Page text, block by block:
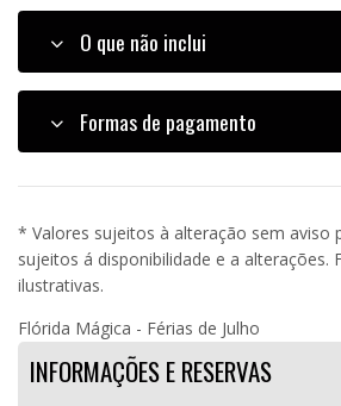
O que não inclui
Formas de pagamento
* Valores sujeitos à alteração sem aviso
sujeitos á disponibilidade e a alterações.
ilustrativas.
Flórida Mágica - Férias de Julho
INFORMAÇÕES E RESERVAS